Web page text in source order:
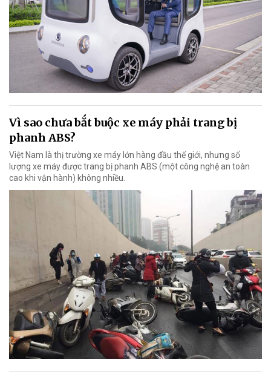
Vì sao chưa bắt buộc xe máy phải trang bị
phanh ABS?
Việt Nam là thị trường xe máy lớn hàng đầu thế giới, nhưng số
lượng xe máy được trang bị phanh ABS (một công nghệ an toàn
cao khi vận hành) không nhiều.